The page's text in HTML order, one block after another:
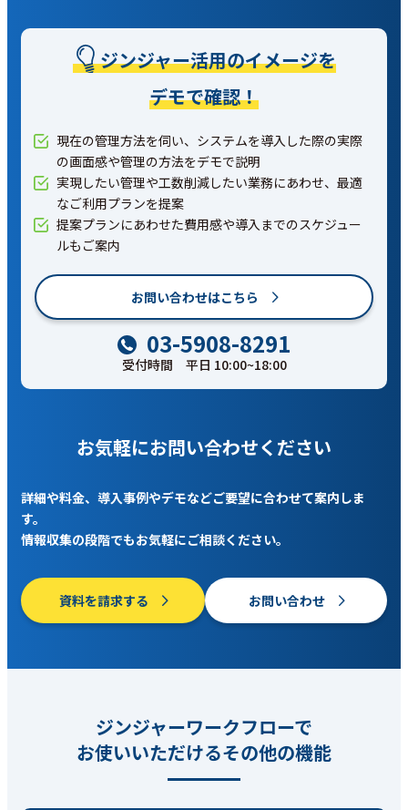
ジンジャー活用のイメージを
デモで確認！
現在の管理方法を伺い、システムを導入した際の実際
の画面感や管理の方法をデモで説明
実現したい管理や工数削減したい業務にあわせ、最適
なご利用プランを提案
提案プランにあわせた費用感や導入までのスケジュー
ルもご案内
お問い合わせはこちら
03-5908-8291
受付時間 平日 10:00~18:00
お気軽にお問い合わせください
詳細や料金、導入事例やデモなどご要望に合わせて案内しま
す。
情報収集の段階でもお気軽にご相談ください。
資料を請求する お問い合わせ
ジンジャーワークフローで
お使いいただけるその他の機能